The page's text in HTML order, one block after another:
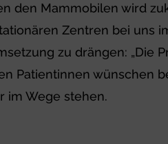
den Mammobilen wird
Zentren bei uns
zu drängen: „Die
Patientinnen wünschen
im Wege stehen.